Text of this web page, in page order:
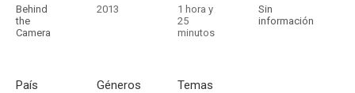
Behind
the
Camera
2013
1 hora y
25
minutos
Sin
información
País Géneros Temas